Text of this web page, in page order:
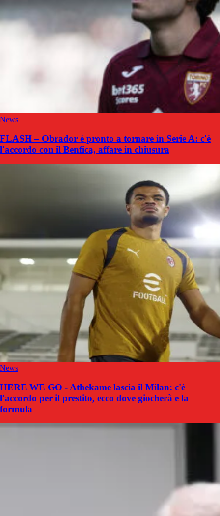
News
FLASH – Obrador è pronto a tornare in Serie A: c'è
l'accordo con il Benfica, affare in chiusura
News
HERE WE GO - Athekame lascia il Milan: c'è
l'accordo per il prestito, ecco dove giocherà e la
formula